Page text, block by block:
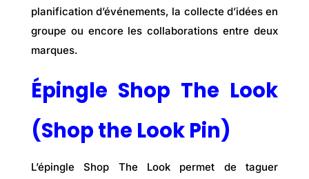
planification d’événements, la collecte d’idées en
groupe ou encore les collaborations entre deux
marques.
Épingle Shop The Look
(Shop the Look Pin)
L’épingle Shop The Look permet de taguer